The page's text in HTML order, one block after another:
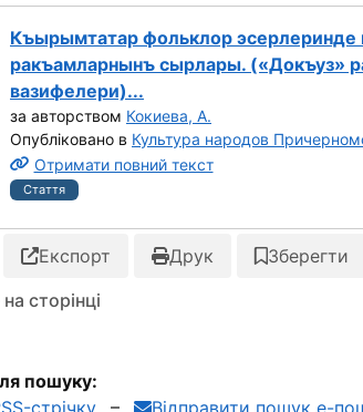
під номером 3
Къырымтатар фольклор эсерлеринде
ракъамларнынъ сырлары. («Докъуз»
вазифелери)...
за авторством Кокиева, А.
Опубліковано в Культура народов
Отримати повний текст
Стаття
Експорт Друк
Зберегти
сторінці
пошуку: